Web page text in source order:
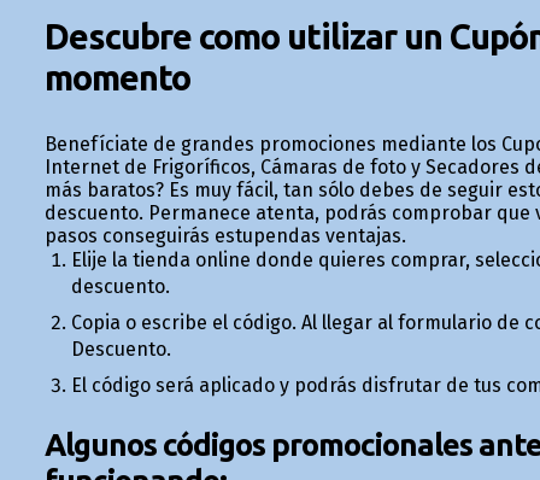
Descubre como utilizar un
momento
Benefíciate de grandes promociones mediante los
Internet de Frigoríficos, Cámaras de foto y Secadores
más baratos? Es muy fácil, tan sólo debes de seguir
descuento. Permanece atenta, podrás comprobar
pasos conseguirás estupendas ventajas.
Elije la tienda online donde quieres comprar,
descuento.
Copia o escribe el código. Al llegar al formulario de
Descuento.
El código será aplicado y podrás disfrutar de tus
Algunos códigos promocionales